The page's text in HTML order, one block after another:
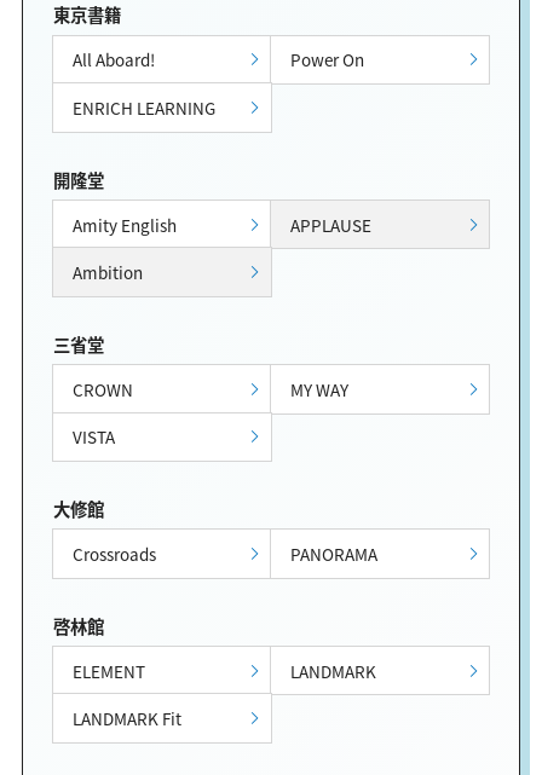
東京書籍
All Aboard!
Power On
ENRICH LEARNING
開隆堂
Amity English
APPLAUSE
Ambition
三省堂
CROWN
MY WAY
VISTA
大修館
Crossroads PANORAMA
啓林館
ELEMENT
LANDMARK
LANDMARK Fit